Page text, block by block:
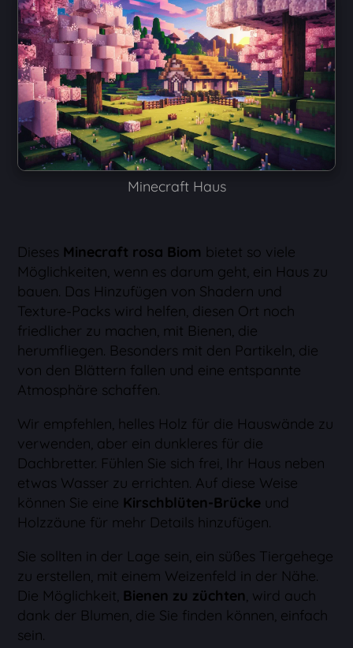
Minecraft Haus
Dieses Minecraft rosa Biom bietet so viele
Möglichkeiten, wenn es darum geht, ein Haus zu
bauen. Das Hinzufügen von Shadern und
Texture-Packs wird helfen, diesen Ort noch
friedlicher zu machen, mit Bienen, die
herumfliegen. Besonders mit den Partikeln, die
von den Blättern fallen und eine entspannte
Atmosphäre schaffen.
Wir empfehlen, helles Holz für die Hauswände zu
verwenden, aber ein dunkleres für die
Dachbretter. Fühlen Sie sich frei, Ihr Haus neben
etwas Wasser zu errichten. Auf diese Weise
können Sie eine Kirschblüten-Brücke und
Holzzäune für mehr Details hinzufügen.
Sie sollten in der Lage sein, ein süßes Tiergehege
zu erstellen, mit einem Weizenfeld in der Nähe.
Die Möglichkeit, Bienen zu züchten, wird auch
dank der Blumen, die Sie finden können, einfach
sein.